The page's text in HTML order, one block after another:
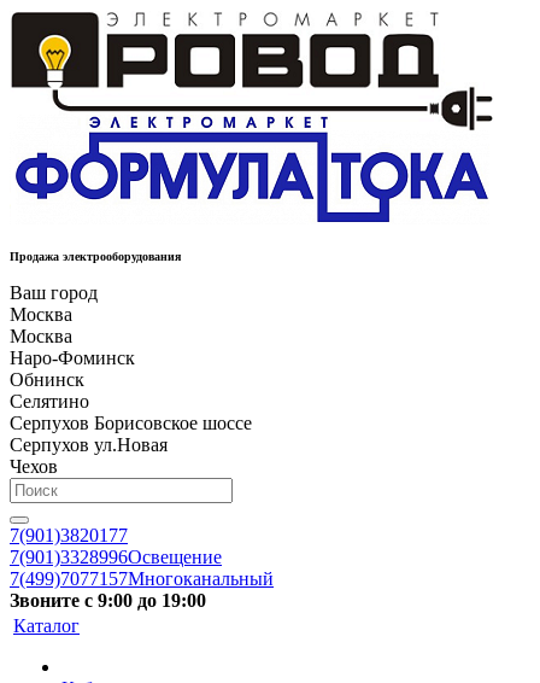
Продажа электрооборудования
Ваш город
Москва
Москва
Наро-Фоминск
Обнинск
Селятино
Серпухов Борисовское шоссе
Серпухов ул.Новая
Чехов
7(901)3820177
7(901)3328996Освещение
7(499)7077157Многоканальный
Звоните с 9:00 до 19:00
Каталог